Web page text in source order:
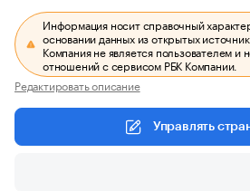
Информация носит справочный
основании данных из открытых
Компания не является пользователем и
отношений с сервисом РБК Компании.
Редактировать описание
Управлять